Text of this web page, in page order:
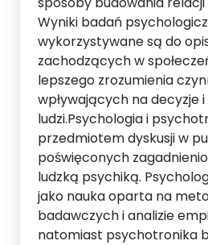
Wyniki badań
wykorzystywane są do
zachodzących w
lepszego zrozumienia
wpływających na decyzje
ludzi.Psychologia i
przedmiotem dyskusji w
poświęconych
ludzką psychiką.
jako nauka oparta na
badawczych i analizie
natomiast psychotronika